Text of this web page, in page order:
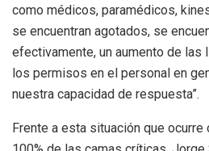
como médicos, paramédicos,
se encuentran agotados, se
efectivamente, un aumento de las
los permisos en el personal en
nuestra capacidad de respuesta”.
Frente a esta situación que ocurre